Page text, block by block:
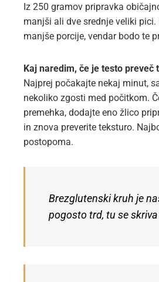
Iz 250 gramov pripravka
manjši ali dve srednje veliki
manjše porcije, vendar bodo te
Kaj naredim, če je testo preveč
Najprej počakajte nekaj minut,
nekoliko zgosti med počitkom.
premehka, dodajte eno žlico
in znova preverite teksturo.
postopoma.
Brezglutenski kruh je
pogosto trd, tu se